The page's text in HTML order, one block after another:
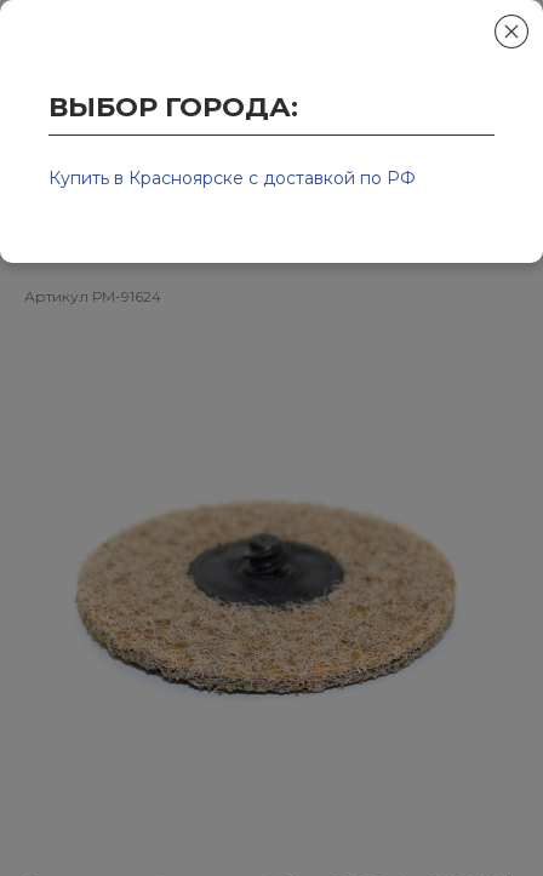
Колор-Авто - магазин лакокрасочной продукции и
Диск зачистной коричневый 50мм
Артикул РМ-91624
ВЫБОР ГОРОДА:
Купить в Красноярске с доставкой по РФ